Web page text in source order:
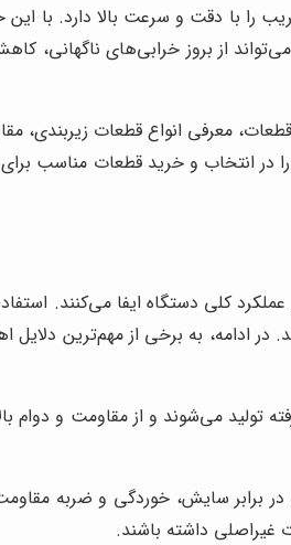
را با دقت و سرعت بالا دارد. با
از بروز خرابی‌های ناگهانی،
معرفی انواع قطعات زیربندی،
در انتخاب و خرید قطعات مناسب
کلی دستگاه ایفا می‌کنند.
ادامه، به برخی از مهم‌ترین
تولید می‌شوند و از مقاومت و دوام
برابر سایش، خوردگی و ضربه
داشته باشند.